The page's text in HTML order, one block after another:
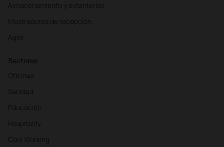
Almacenamiento y estanterías
Mostradores de recepción
Agile
Sectores
Oficinas
Sanidad
Educación
Hospitality
Cool Working